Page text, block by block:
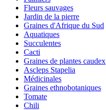
Fleurs sauvages
Jardin de la pierre
Graines d'Afrique du Sud
Aquatiques
Succulentes
Cacti
Graines de plantes caudex
Ascleps Stapelia
Médicinales
Graines ethnobotaniques
Tomate
Chili